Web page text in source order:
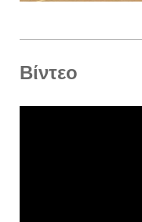
Βίντεο